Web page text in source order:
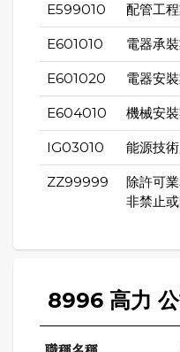
E599010 配管工
E601010 電器承
E601020 電器安
E604010 機械安
IG03010 能源技
ZZ99999
除許可
非禁止
8996 高力